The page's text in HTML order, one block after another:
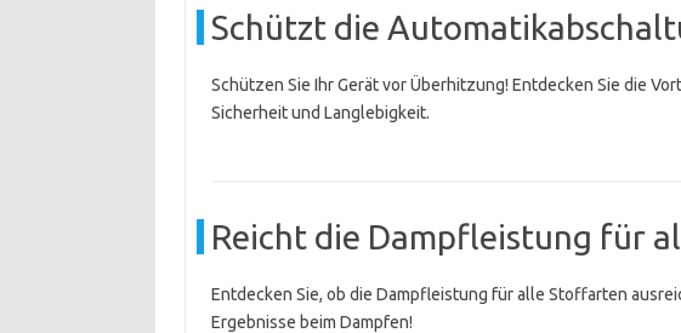
Schützt die
Schützen Sie Ihr Gerät vor Überhitzung! Entdecken Sie die
Sicherheit und Langlebigkeit.
Reicht die Dampfleistung für
Entdecken Sie, ob die Dampfleistung für alle Stoffarten
Ergebnisse beim Dampfen!